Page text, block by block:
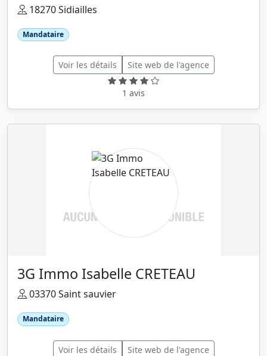
18270 Sidiailles
Mandataire
Voir les détails Site web de l'agence
1 avis
3G Immo Isabelle CRETEAU
03370 Saint sauvier
Mandataire
Voir les détails Site web de l'agence